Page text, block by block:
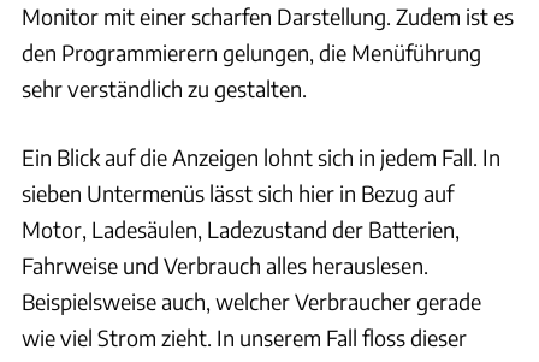
Monitor mit einer scharfen Darstellung. Zudem ist es
den Programmierern gelungen, die Menüführung
sehr verständlich zu gestalten.
Ein Blick auf die Anzeigen lohnt sich in jedem Fall. In
sieben Untermenüs lässt sich hier in Bezug auf
Motor, Ladesäulen, Ladezustand der Batterien,
Fahrweise und Verbrauch alles herauslesen.
Beispielsweise auch, welcher Verbraucher gerade
wie viel Strom zieht. In unserem Fall floss dieser